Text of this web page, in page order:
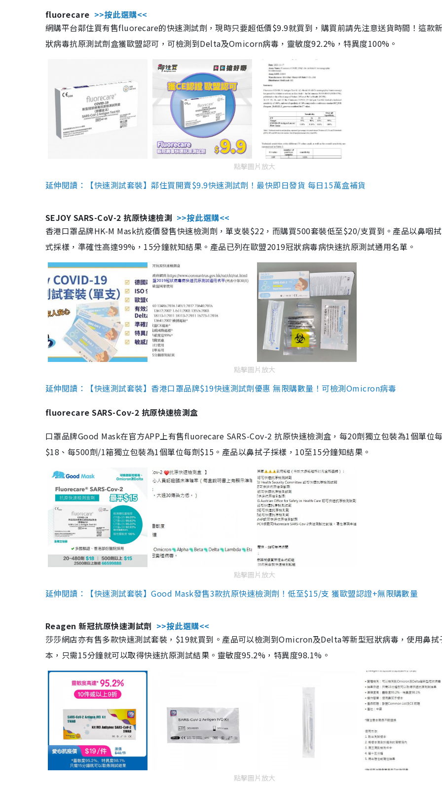
fluorecare >>按此選購<<
網購平台鄰住買有售fluorecare的快速測試劑，現時只要超低價$9.9就買到，購買前請先注意送貨時間！這款
狀病毒抗原測試劑盒獲歐盟認可，可檢測到Delta及Omicorn病毒，靈敏度92.2%，特異度100%。
點擊圖片放大
延伸閱讀：【快速測試套裝】鄰住買開賣$9.9快速測試劑！最快即日發貨 每日15萬盒補貨
SEJOY SARS-CoV-2 抗原快速檢測 >>按此選購<<
香港口罩品牌HK-M Mask抗疫價發售快速檢測劑，單支裝$22，而購買500套裝低至$20/支買到。產品以鼻咽
式採樣，準確性高達99%，15分鐘就知結果。產品已列在歐盟2019冠狀病毒病快速抗原測試通用名單。
點擊圖片放大
延伸閱讀：【快速測試套裝】香港口罩品牌$19快速測試劑優惠 無限購數量！可檢測Omicron病毒
fluorecare SARS-Cov-2 抗原快速檢測盒
口罩品牌Good Mask在官方APP上有售fluorecare SARS-Cov-2 抗原快速檢測盒，每20劑獨立包裝為1個單位
$18、每500劑/1箱獨立包裝為1個單位每劑$15。產品以鼻拭子採樣，10至15分鐘知結果。
點擊圖片放大
延伸閱讀：【快速測試套裝】Good Mask發售3款抗原快速檢測劑！低至$15/支 獲歐盟認證+無限購數量
Reagen 新冠抗原快速測試劑 >>按此選購<<
莎莎網店亦有售多款快速測試套裝，$19就買到。產品可以檢測到Omicron及Delta等新型冠狀病毒，使用鼻拭
本，只需15分鐘就可以取得快速抗原測試結果。靈敏度95.2%，特異度98.1%。
點擊圖片放大